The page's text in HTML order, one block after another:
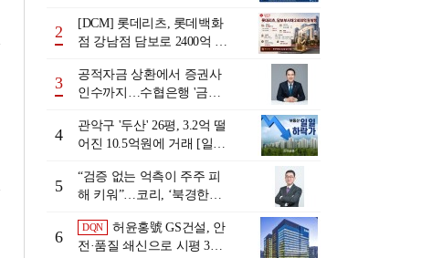
2
[DCM] 롯데리츠, 롯데백화
점 강남점 담보로 2400억 조
3
공적자금 상환에서 증권사
인수까지…수협은행 '금융
행 금융그룹의 꿈①]
4
관악구 '두산' 26평, 3.2억 떨
어진 10.5억원에 거래 [일일
5
“검증 없는 억측이 주주 피
해 키워”…코리, ‘북경한미
6
DQN
허윤홍號 GS건설, 안
전·품질 쇄신으로 시평 3위